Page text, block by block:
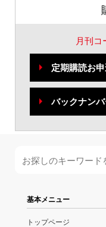
月刊
定期購読お
バックナン
基本メニュー
トップページ